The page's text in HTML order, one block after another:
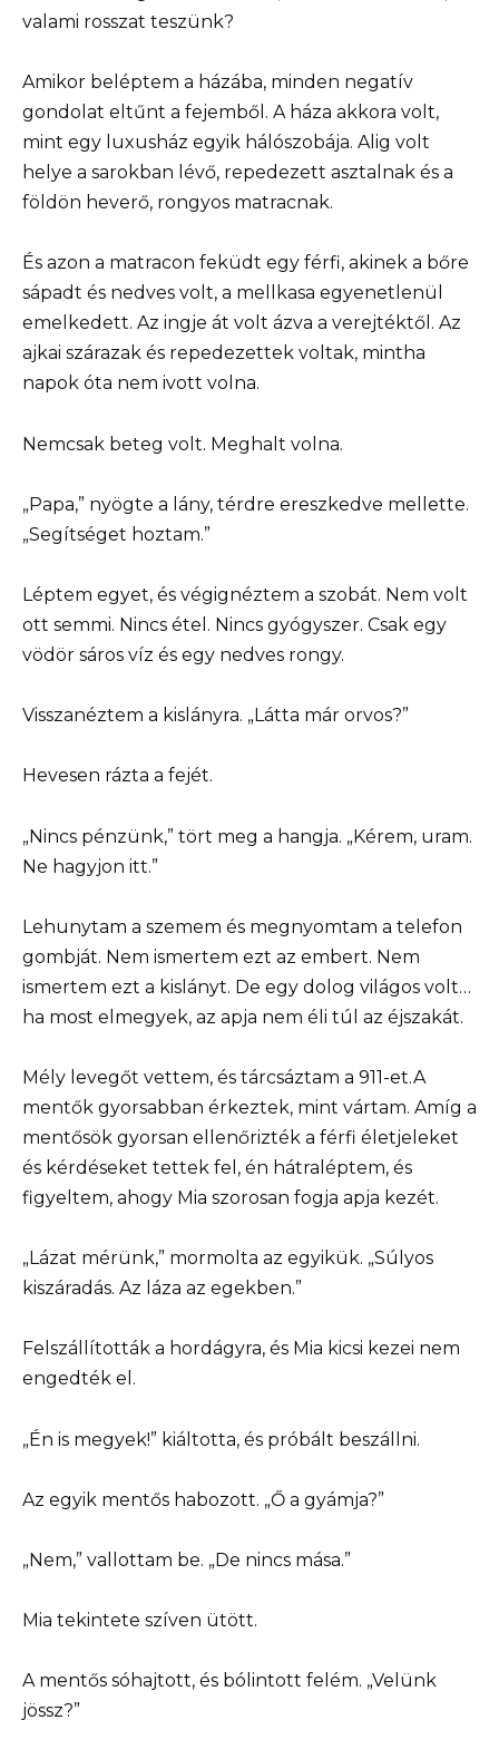
valami rosszat teszünk?
Amikor beléptem a házába, minden negatív
gondolat eltűnt a fejemből. A háza akkora volt,
mint egy luxusház egyik hálószobája. Alig volt
helye a sarokban lévő, repedezett asztalnak és a
földön heverő, rongyos matracnak.
És azon a matracon feküdt egy férfi, akinek a bőre
sápadt és nedves volt, a mellkasa egyenetlenül
emelkedett. Az ingje át volt ázva a verejtéktől. Az
ajkai szárazak és repedezettek voltak, mintha
napok óta nem ivott volna.
Nemcsak beteg volt. Meghalt volna.
„Papa,” nyögte a lány, térdre ereszkedve mellette.
„Segítséget hoztam.”
Léptem egyet, és végignéztem a szobát. Nem volt
ott semmi. Nincs étel. Nincs gyógyszer. Csak egy
vödör sáros víz és egy nedves rongy.
Visszanéztem a kislányra. „Látta már orvos?”
Hevesen rázta a fejét.
„Nincs pénzünk,” tört meg a hangja. „Kérem, uram.
Ne hagyjon itt.”
Lehunytam a szemem és megnyomtam a telefon
gombját. Nem ismertem ezt az embert. Nem
ismertem ezt a kislányt. De egy dolog világos volt…
ha most elmegyek, az apja nem éli túl az éjszakát.
Mély levegőt vettem, és tárcsáztam a 911-et.A
mentők gyorsabban érkeztek, mint vártam. Amíg a
mentősök gyorsan ellenőrizték a férfi életjeleket
és kérdéseket tettek fel, én hátraléptem, és
figyeltem, ahogy Mia szorosan fogja apja kezét.
„Lázat mérünk,” mormolta az egyikük. „Súlyos
kiszáradás. Az láza az egekben.”
Felszállították a hordágyra, és Mia kicsi kezei nem
engedték el.
„Én is megyek!” kiáltotta, és próbált beszállni.
Az egyik mentős habozott. „Ő a gyámja?”
„Nem,” vallottam be. „De nincs mása.”
Mia tekintete szíven ütött.
A mentős sóhajtott, és bólintott felém. „Velünk
jössz?”